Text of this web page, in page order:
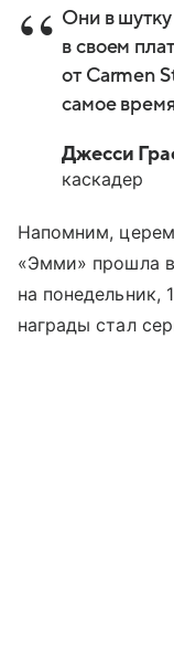
Они в шутку
в своем
от Carmen
самое
Джесси
каскадер
Напомним,
«Эмми» прошла в
на понедельник,
награды стал